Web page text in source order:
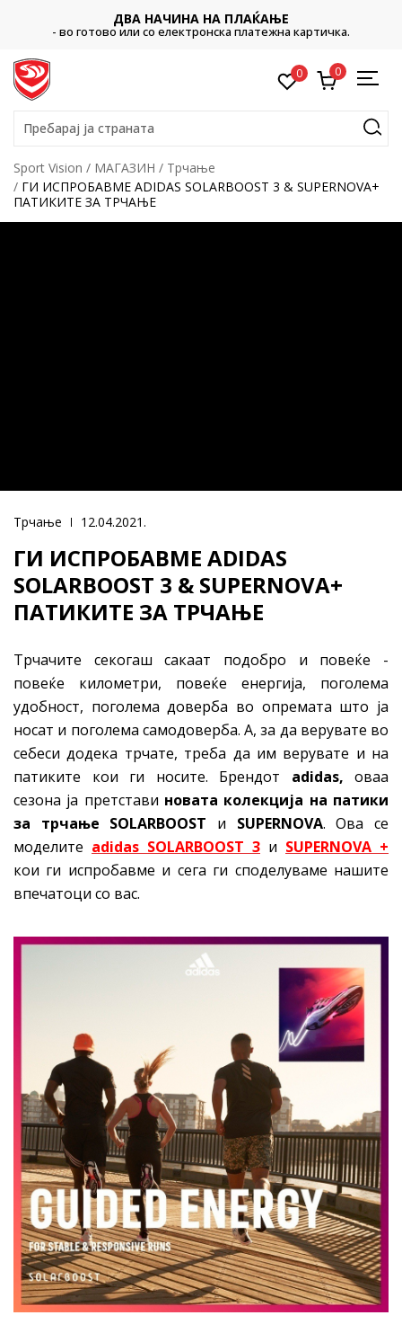
ДВА НАЧИНА НА ПЛАЌАЊЕ
- во готово или со електронска платежна картичка.
0 0
Пребарај ја страната
Sport Vision МАГАЗИН
Трчање
ГИ ИСПРОБАВМЕ ADIDAS SOLARBOOST 3 & SUPERNOVA+
ПАТИКИТЕ ЗА ТРЧАЊЕ
Трчање 12.04.2021.
ГИ ИСПРОБАВМЕ ADIDAS
SOLARBOOST 3 & SUPERNOVA+
ПАТИКИТЕ ЗА ТРЧАЊЕ
Трчачите секогаш сакаат подобро и повеќе -
повеќе километри, повеќе енергија, поголема
удобност, поголема доверба во опремата што ја
носат и поголема самодоверба. А, за да верувате во
себеси додека трчате, треба да им верувате и на
патиките кои ги носите. Брендот adidas, оваа
сезона ја претстави новата колекција на патики
за трчање SOLARBOOST и SUPERNOVA. Ова се
моделите adidas SOLARBOOST 3 и SUPERNOVA +
кои ги испробавме и сега ги споделуваме нашите
впечатоци со вас.